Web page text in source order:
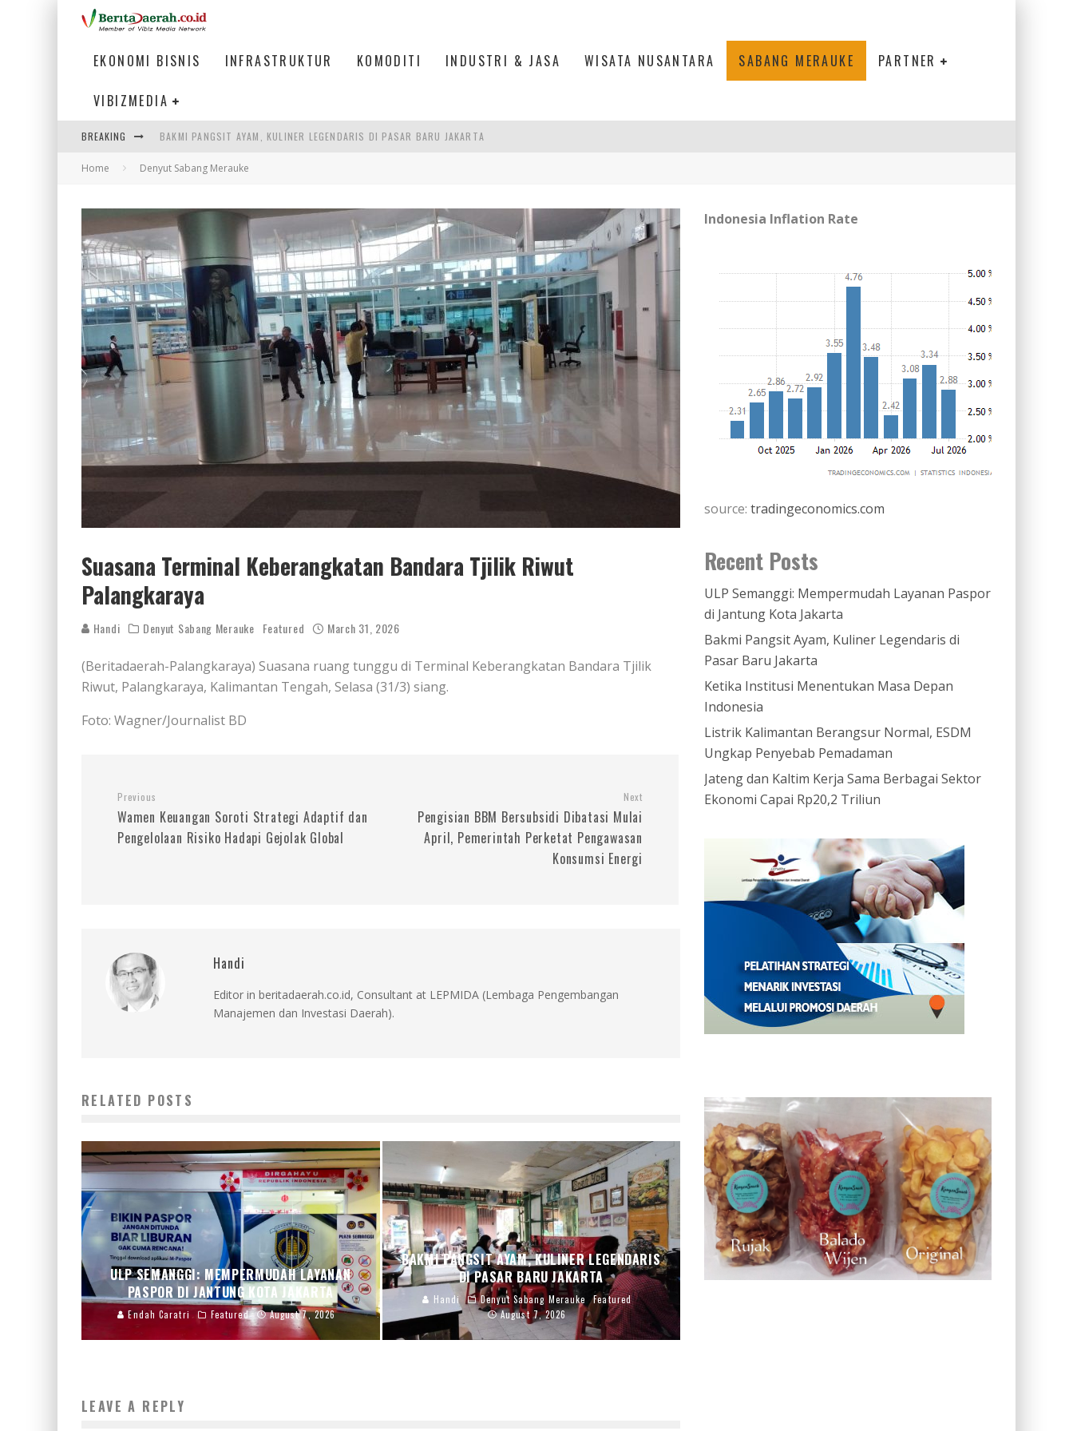
EKONOMI BISNIS INFRASTRUKTUR KOMODITI INDUSTRI & JASA WISATA NUSANTARA SABANG MERAUKE PARTNER
VIBIZMEDIA
BREAKING BAKMI PANGSIT AYAM, KULINER LEGENDARIS DI PASAR BARU JAKARTA
KETIKA INSTITUSI MENENTUKAN MASA DEPAN INDONESIA
ULP SEMANGGI: MEMPERMUDAH LAYANAN PASPOR DI JANTUNG KOTA JAKARTA
Home Denyut Sabang Merauke
Suasana Terminal Keberangkatan Bandara Tjilik Riwut
Palangkaraya
Handi Denyut Sabang Merauke Featured March 31, 2026
(Beritadaerah-Palangkaraya) Suasana ruang tunggu di Terminal Keberangkatan Bandara Tjilik
Riwut, Palangkaraya, Kalimantan Tengah, Selasa (31/3) siang.
Foto: Wagner/Journalist BD
Previous
Wamen Keuangan Soroti Strategi Adaptif dan
Pengelolaan Risiko Hadapi Gejolak Global
Next
Pengisian BBM Bersubsidi Dibatasi Mulai
April, Pemerintah Perketat Pengawasan
Konsumsi Energi
Handi
Editor in beritadaerah.co.id, Consultant at LEPMIDA (Lembaga Pengembangan
Manajemen dan Investasi Daerah).
RELATED POSTS
ULP SEMANGGI: MEMPERMUDAH LAYANAN
PASPOR DI JANTUNG KOTA JAKARTA
Endah Caratri Featured August 7, 2026
BAKMI PANGSIT AYAM, KULINER LEGENDARIS
DI PASAR BARU JAKARTA
Handi Denyut Sabang Merauke
Featured
August 7, 2026
LEAVE A REPLY
Indonesia Inflation Rate
source: tradingeconomics.com
Recent Posts
ULP Semanggi: Mempermudah Layanan Paspor
di Jantung Kota Jakarta
Bakmi Pangsit Ayam, Kuliner Legendaris di
Pasar Baru Jakarta
Ketika Institusi Menentukan Masa Depan
Indonesia
Listrik Kalimantan Berangsur Normal, ESDM
Ungkap Penyebab Pemadaman
Jateng dan Kaltim Kerja Sama Berbagai Sektor
Ekonomi Capai Rp20,2 Triliun